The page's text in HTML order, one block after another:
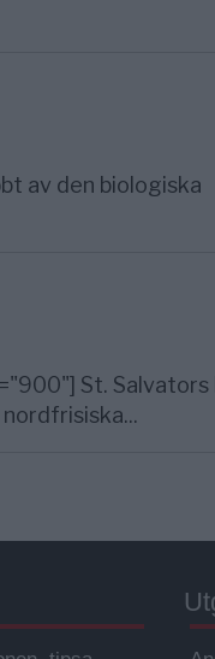
av den biologiska
St. Salvators